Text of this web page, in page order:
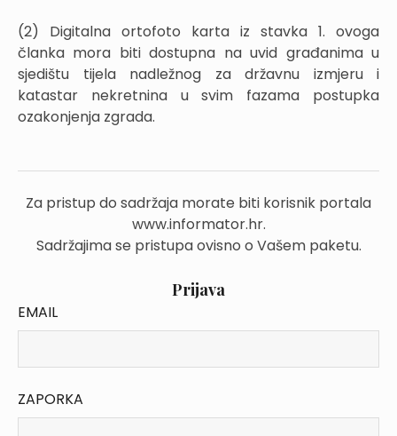
(2) Digitalna ortofoto karta iz stavka 1. ovoga
članka mora biti dostupna na uvid građanima u
sjedištu tijela nadležnog za državnu izmjeru i
katastar nekretnina u svim fazama postupka
ozakonjenja zgrada.
Za pristup do sadržaja morate biti korisnik portala
www.informator.hr.
Sadržajima se pristupa ovisno o Vašem paketu.
Prijava
EMAIL
ZAPORKA